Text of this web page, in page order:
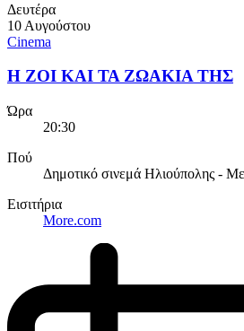
Δευτέρα
10 Αυγούστου
Cinema
Η ΖΟΙ ΚΑΙ ΤΑ ΖΩΑΚΙΑ ΤΗΣ
Ώρα
20:30
Πού
Δημοτικό σινεμά Ηλιούπολης -
Εισιτήρια
More.com